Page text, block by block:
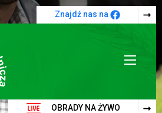
Znajdź nas na
OBRADY NA ŻYWO